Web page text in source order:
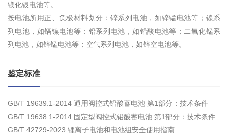
镁化银电池等。
按电池所用正、负极材料划分：锌系列电池，如锌锰电池等；镍系
列电池，如镉镍电池等：铅系列电池，如铅酸电池等；二氧化锰系
列电池，如锌锰电池等；空气系列电池，如锌空电池等。
鉴定标准
GB/T 19639.1-2014 通用阀控式铅酸蓄电池 第1部分：技术条件
GB/T 19638.1-2014 固定型阀控式铅酸蓄电池 第1部分：技术条件
GB/T 42729-2023 锂离子电池和电池组安全使用指南